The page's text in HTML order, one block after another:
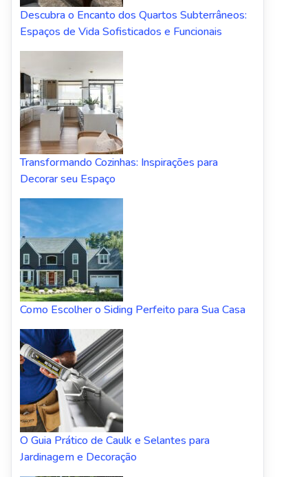
Descubra o Encanto dos Quartos Subterrâneos:
Espaços de Vida Sofisticados e Funcionais
Transformando Cozinhas: Inspirações para
Decorar seu Espaço
Como Escolher o Siding Perfeito para Sua Casa
O Guia Prático de Caulk e Selantes para
Jardinagem e Decoração